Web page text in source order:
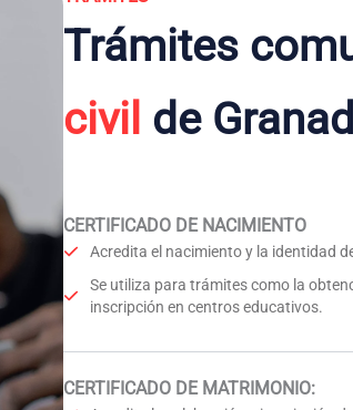
Trámites
civil de
CERTIFICADO DE NACIMIENTO
Acredita el nacimiento y la identidad
Se utiliza para trámites como la
inscripción en centros educativos.
CERTIFICADO DE MATRIMONIO: